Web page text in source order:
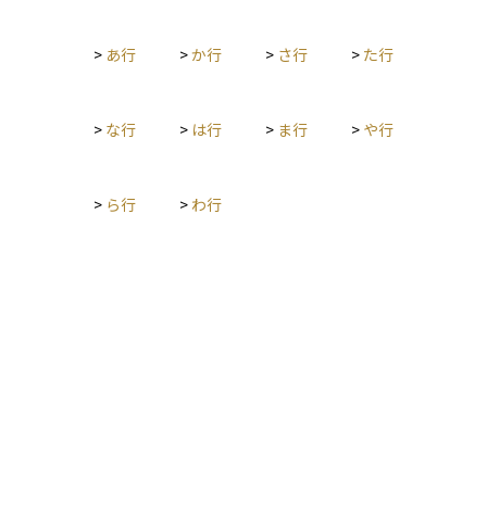
で利用され、レバレッジ型の場合は価格変動が大きくリスクも
買向けの商品です。
> あ行 >か行 > さ行 > た行
> な行 > は行 > ま行 > や行
> ら行 > わ行